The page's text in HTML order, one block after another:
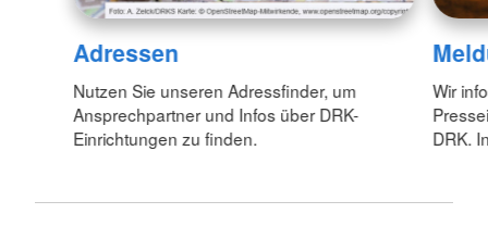
Adressen
Nutzen Sie unseren Adressfinder, um
Ansprechpartner und Infos über DRK-
Einrichtungen zu finden.
Wir
DRK.